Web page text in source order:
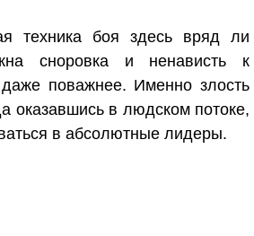
техника боя здесь вряд ли
сноровка и ненависть к
поважнее. Именно злость
оказавшись в людском потоке,
в абсолютные лидеры.